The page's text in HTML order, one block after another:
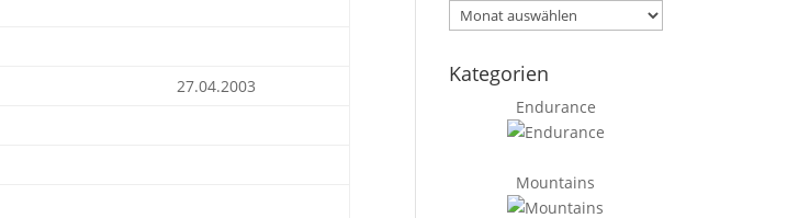
27.04.2003
Archiv
Kategorien
Endurance
Mountains